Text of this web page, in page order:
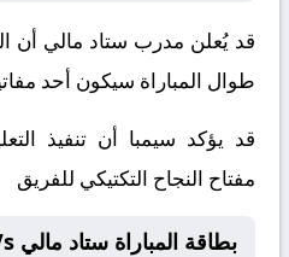
قد يُعلن مدرب ستاد مالي أن
طوال المباراة سيكون أحد
قد يؤكد سيمبا أن تنفيذ
مفتاح النجاح التكتيكي للفريق
بطاقة المباراة ستاد مالي Vs سيمبا